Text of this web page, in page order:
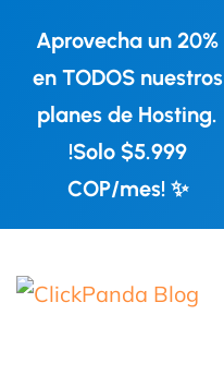
Aprovecha un 20%
en TODOS nuestros
planes de Hosting.
!Solo $5.999
COP/mes! ✨